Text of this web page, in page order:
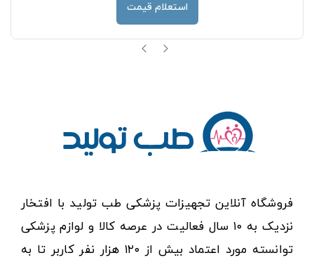
استعلام قیمت
فروشگاه آنلاین تجهیزات پزشکی طب تولید با افتخار
نزدیک به ۱۰ سال فعالیت در عرصه کالا و لوازم پزشکی
توانسته مورد اعتماد بیش از ۱۲۰ هزار نفر کاربر تا به